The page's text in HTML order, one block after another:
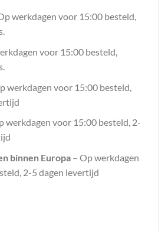
werkdagen voor 15:00 besteld,
voor 15:00 besteld,
werkdagen voor 15:00 besteld,
werkdagen voor 15:00 besteld, 2-
binnen Europa– Op werkdagen
2-5 dagen levertijd